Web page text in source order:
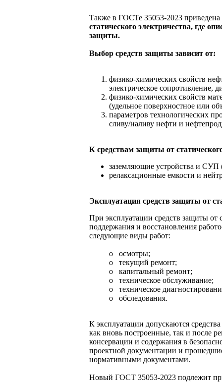
Также в ГОСТе 35053-2023 приведена
статического электричества, где
защиты.
Выбор средств защиты зависит от:
физико-химических свойств
электрическое сопротивление,
физико-химических свойств
(удельное поверхностное или
параметров технологических
сливу/наливу нефти и
К средствам защиты от
заземляющие устройства и СУП
релаксационные емкости и
Эксплуатация средств защиты от
При эксплуатации средств защиты от
поддержания и восстановления
следующие виды работ:
o осмотры;
o текущий ремонт;
o капитальный ремонт;
o техническое обслуживание;
o техническое
o обследования.
К эксплуатации допускаются
как вновь построенные, так и после
консервации и содержания в
проектной документации и
нормативными документами.
Новый ГОСТ 35053-2023 подлежит